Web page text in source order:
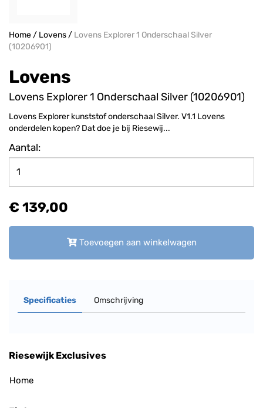
Home/ Lovens/ Lovens Explorer 1 Onderschaal Silver
(10206901)
Lovens
Lovens Explorer 1 Onderschaal Silver (10206901)
Lovens Explorer kunststof onderschaal Silver. V1.1 Lovens
onderdelen kopen? Dat doe je bij Riesewij...
Aantal:
€ 139,00
Toevoegen aan winkelwagen
Specificaties Omschrijving
Riesewijk Exclusives
Home